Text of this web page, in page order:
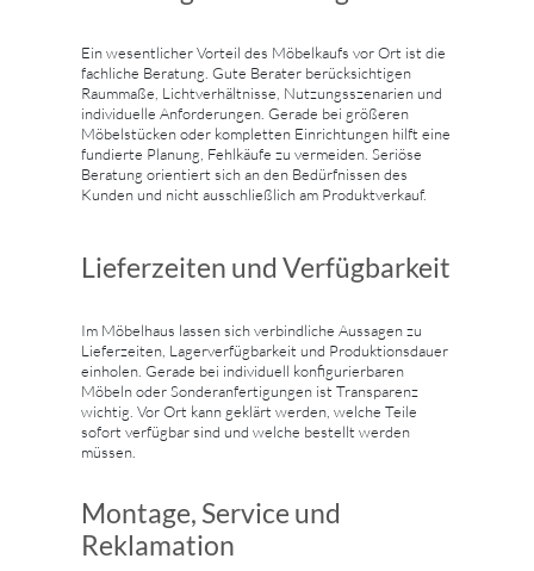
Ein wesentlicher Vorteil des Möbelkaufs vor Ort ist die
fachliche Beratung. Gute Berater berücksichtigen
Raummaße, Lichtverhältnisse, Nutzungsszenarien und
individuelle Anforderungen. Gerade bei größeren
Möbelstücken oder kompletten Einrichtungen hilft eine
fundierte Planung, Fehlkäufe zu vermeiden. Seriöse
Beratung orientiert sich an den Bedürfnissen des
Kunden und nicht ausschließlich am Produktverkauf.
Lieferzeiten und Verfügbarkeit
Im Möbelhaus lassen sich verbindliche Aussagen zu
Lieferzeiten, Lagerverfügbarkeit und Produktionsdauer
einholen. Gerade bei individuell konfigurierbaren
Möbeln oder Sonderanfertigungen ist Transparenz
wichtig. Vor Ort kann geklärt werden, welche Teile
sofort verfügbar sind und welche bestellt werden
müssen.
Montage, Service und
Reklamation